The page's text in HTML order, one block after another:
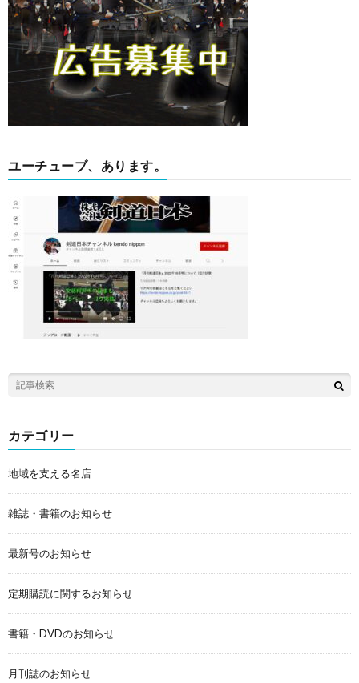
ユーチューブ、あります。
カテゴリー
地域を支える名店
雑誌・書籍のお知らせ
最新号のお知らせ
定期購読に関するお知らせ
書籍・DVDのお知らせ
月刊誌のお知らせ